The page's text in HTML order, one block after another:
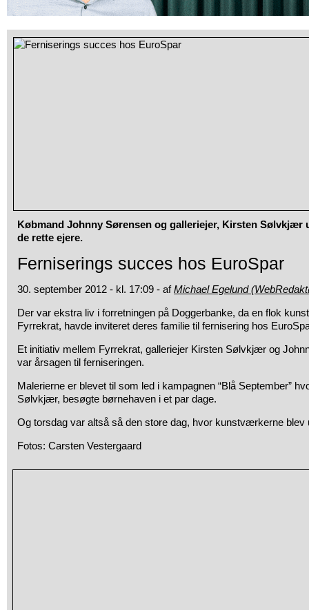
Købmand Johnny Sørensen og galleriejer, Kirsten Sølvkjær
de rette ejere.
Ferniserings succes hos EuroSpar
30. september 2012 - kl. 17:09 - afMichael Egelund
Der var ekstra liv i forretningen på Doggerbanke, da en flok
Fyrrekrat, havde inviteret deres familie til fernisering hos
Et initiativ mellem Fyrrekrat, galleriejer Kirsten Sølvkjær og
var årsagen til ferniseringen.
Malerierne er blevet til som led i kampagnen “Blå September”
Sølvkjær, besøgte børnehaven i et par dage.
Og torsdag var altså så den store dag, hvor kunstværkerne blev
Fotos: Carsten Vestergaard